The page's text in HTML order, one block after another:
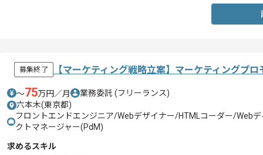
募集終了 【マーケティング戦略立案】マーケティングプ
〜75万円／月 業務委託 (フリーランス)
六本木(東京都)
フロントエンドエンジニア/Webデザイナー/HTMLコーダー/Web
クトマネージャー(PdM)
求めるスキル